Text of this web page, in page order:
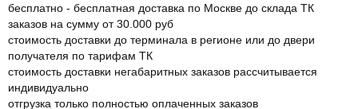
бесплатно - бесплатная доставка по Москве до склада ТК
заказов на сумму от 30.000 руб
стоимость доставки до терминала в регионе или до двери
получателя по тарифам ТК
стоимость доставки негабаритных заказов рассчитывается
индивидуально
отгрузка только полностью оплаченных заказов